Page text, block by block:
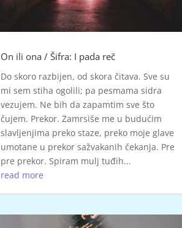
On ili ona / Šifra: I pada reč
Do skoro razbijen, od skora čitava. Sve su
mi sem stiha ogolili; pa pesmama sidra
vezujem. Ne bih da zapamtim sve što
čujem. Prekor. Zamrsiše me u budućim
slavljenjima preko staze, preko moje glave
umotane u prekor sažvakanih čekanja. Pre
pre prekor. Spiram mulj tuđih...
read more